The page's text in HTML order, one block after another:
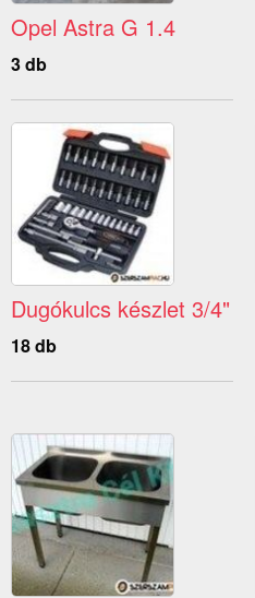
Opel Astra G 1.4
3 db
Dugókulcs készlet 3/4"
18 db